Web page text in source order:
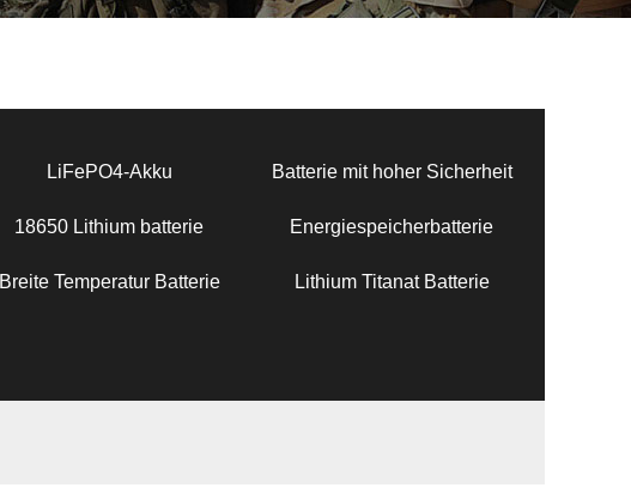
LiFePO4-Akku Batterie mit hoher Sicherheit
18650 Lithium batterie Energiespeicherbatterie
Breite Temperatur Batterie Lithium Titanat Batterie